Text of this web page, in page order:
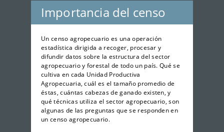
Importancia del censo
Un censo agropecuario es una operación
estadística dirigida a recoger, procesar y
difundir datos sobre la estructura del sector
agropecuario y forestal de todo un país. Qué se
cultiva en cada Unidad Productiva
Agropecuaria, cuál es el tamaño promedio de
éstas, cuántas cabezas de ganado existen, y
qué técnicas utiliza el sector agropecuario, son
algunas de las preguntas que se responden en
un censo agropecuario.